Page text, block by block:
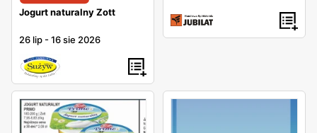
Jogurt naturalny Zott
26 lip -16 sie 2026